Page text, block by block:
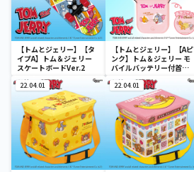
【トムとジェリー】【タ
イプA】トム＆ジェリー
スケートボードVer.2
【トムとジェリー】【Aピ
ンク】トム＆ジェリー モ
バイルバッテリー付首か
22.04.01 22.04.01